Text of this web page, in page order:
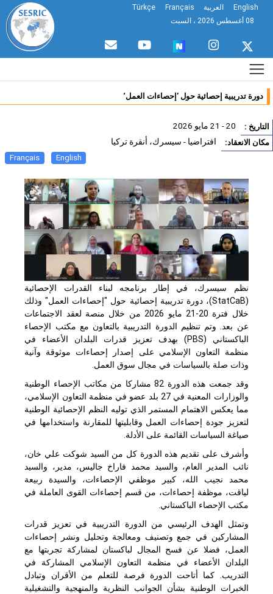
English العربية Français
Türkçe
دورة تدريبية إحصائية حول ’إحصاءات العمل‘
: 20 - 21 مايو 2026
الانعقاد: افتراضيا - سيسرك، أنقرة تركيا
English
Français
نظم سيسرك، في إطار برنامجه لبناء القدرات الإحصائية
StatCaB)، دورة تدريبية إحصائية حول "إحصاءات العمل" وذلك
خلال فترة 20-21 مايو 2026 من خلال منصة لعقد الاجتماعات
عن بعد. وتم تنظيم الدورة التدريبية بالتعاون مع مكتب الإحصاء
الباكستاني ( PBS) بهدف تعزيز قدرات البلدان الأعضاء في
منظمة التعاون الإسلامي على إصدار إحصاءات موثوقة وآنية
وذات صلة بالسياسات في مجال سوق العمل.
وقد جمعت هذه الدورة 82 مشاركا من مكاتب الإحصاء الوطنية
والوزارات المعنية في 27 بلد عضو في منظمة التعاون الإسلامي،
مما يعكس الاهتمام المستمر الذي توليه النظم الإحصائية الوطنية
لتعزيز جودة إحصاءات العمل وقابليتها للمقارنة واستخدامها في
صياغة السياسات القائمة على الأدلة.
وأشرف على تقديم هذه الدورة كل من السيد شوكت علي خان،
نائب المدير العام، والسيد محمد فاراخ جاليس، مدير، والسيد
محمد نجيب الله، كبير موظفي الإحصاءات، والسيدة ربيعة
لياقت، موظفة إحصاءات، من قسم إحصاءات القوى العاملة في
مكتب الإحصاء الباكستاني.
وتمثل الهدف الرئيسي من الدورة التدريبية في تعزيز قدرات
المشاركين في جمع وتصنيف ومعالجة وتحليل ونشر إحصاءات
العمل، فضلا عن فسح المجال لباكستان لمشاركة تجربتها مع
البلدان الأعضاء في منظمة التعاون الإسلامي المشاركة في
التدريب. كما أتاحت الدورة فرصة للتعلم من الأقران وتبادل
الخبرات الوطنية بشأن الجوانب النظرية والمنهجية والتشغيلية